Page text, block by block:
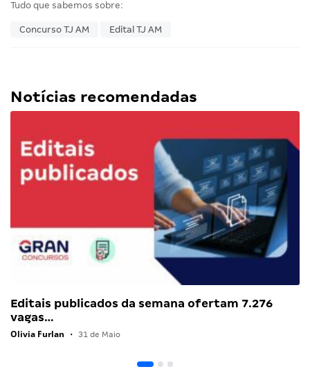
Tudo que sabemos sobre:
Concurso TJ AM Edital TJ AM
Notícias recomendadas
Editais publicados da semana ofertam 7.276
vagas…
Olivia Furlan • 31 de Maio